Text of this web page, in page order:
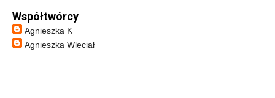
Współtwórcy
Agnieszka K
Agnieszka Wleciał